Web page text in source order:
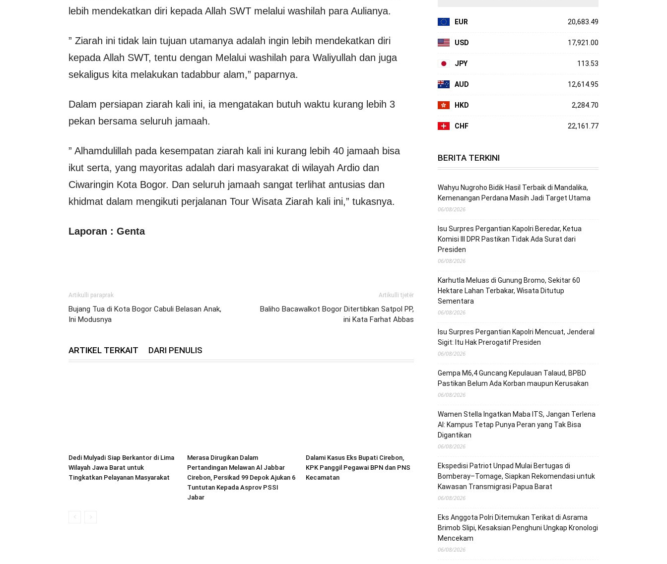
lebih mendekatkan diri kepada Allah SWT melalui washilah para Aulianya.
” Ziarah ini tidak lain tujuan utamanya adalah ingin lebih mendekatkan diri
kepada Allah SWT, tentu dengan Melalui washilah para Waliyullah dan juga
sekaligus kita melakukan tadabbur alam,” paparnya.
Dalam persiapan ziarah kali ini, ia mengatakan butuh waktu kurang lebih 3
pekan bersama seluruh jamaah.
” Alhamdulillah pada kesempatan ziarah kali ini kurang lebih 40 jamaah bisa
ikut serta, yang mayoritas adalah dari masyarakat di wilayah Ardio dan
Ciwaringin Kota Bogor. Dan seluruh jamaah sangat terlihat antusias dan
khidmat dalam mengikuti perjalanan Tour Wisata Ziarah kali ini,” tukasnya.
Laporan : Genta
Artikulli paraprak
Bujang Tua di Kota Bogor Cabuli Belasan Anak,
Ini Modusnya
Artikulli tjetër
Baliho Bacawalkot Bogor Ditertibkan Satpol PP,
ini Kata Farhat Abbas
ARTIKEL TERKAIT DARI PENULIS
Dedi Mulyadi Siap Berkantor di Lima
Wilayah Jawa Barat untuk
Tingkatkan Pelayanan Masyarakat
Merasa Dirugikan Dalam
Pertandingan Melawan Al Jabbar
Cirebon, Persikad 99 Depok Ajukan 6
Tuntutan Kepada Asprov PSSI
Jabar
Dalami Kasus Eks Bupati Cirebon,
KPK Panggil Pegawai BPN dan PNS
Kecamatan
EUR 20,683.49
USD 17,921.00
JPY 113.53
AUD 12,614.95
HKD 2,284.70
CHF 22,161.77
BERITA TERKINI
Wahyu Nugroho Bidik Hasil Terbaik di Mandalika,
Kemenangan Perdana Masih Jadi Target Utama
06/08/2026
Isu Surpres Pergantian Kapolri Beredar, Ketua
Komisi III DPR Pastikan Tidak Ada Surat dari
Presiden
06/08/2026
Karhutla Meluas di Gunung Bromo, Sekitar 60
Hektare Lahan Terbakar, Wisata Ditutup
Sementara
06/08/2026
Isu Surpres Pergantian Kapolri Mencuat, Jenderal
Sigit: Itu Hak Prerogatif Presiden
06/08/2026
Gempa M6,4 Guncang Kepulauan Talaud, BPBD
Pastikan Belum Ada Korban maupun Kerusakan
06/08/2026
Wamen Stella Ingatkan Maba ITS, Jangan Terlena
AI: Kampus Tetap Punya Peran yang Tak Bisa
Digantikan
06/08/2026
Ekspedisi Patriot Unpad Mulai Bertugas di
Bomberay–Tomage, Siapkan Rekomendasi untuk
Kawasan Transmigrasi Papua Barat
06/08/2026
Eks Anggota Polri Ditemukan Terikat di Asrama
Brimob Slipi, Kesaksian Penghuni Ungkap Kronologi
Mencekam
06/08/2026